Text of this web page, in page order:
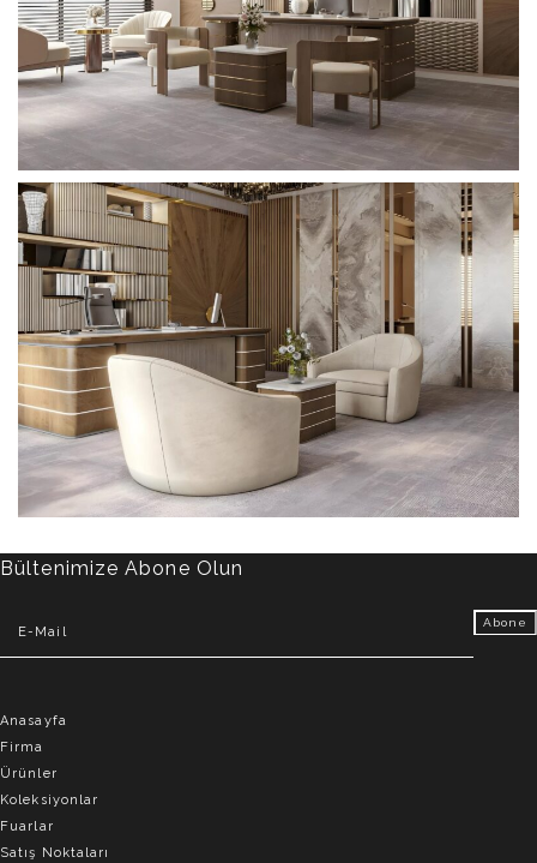
Bültenimize Abone Olun
Anasayfa
Firma
Ürünler
Koleksiyonlar
Fuarlar
Satış Noktaları